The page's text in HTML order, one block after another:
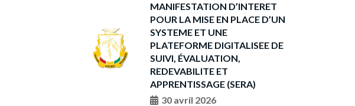
MANIFESTATION D’INTERET
POUR LA MISE EN PLACE D’UN
SYSTEME ET UNE
PLATEFORME DIGITALISEE DE
SUIVI, ÉVALUATION,
REDEVABILITE ET
APPRENTISSAGE (SERA)
30 avril 2026